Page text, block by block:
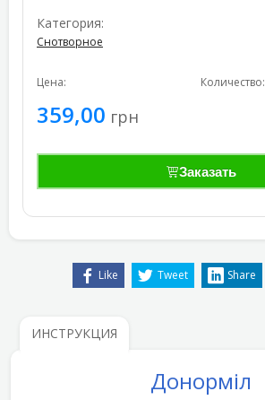
Категория:
Снотворное
Цена:
359,00 грн
Количество:
Заказать
Like Tweet Share
ИНСТРУКЦИЯ
Донорміл